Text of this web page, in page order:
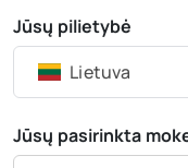
Jūsų pilietybė
Lietuva
Jūsų pasirinkta